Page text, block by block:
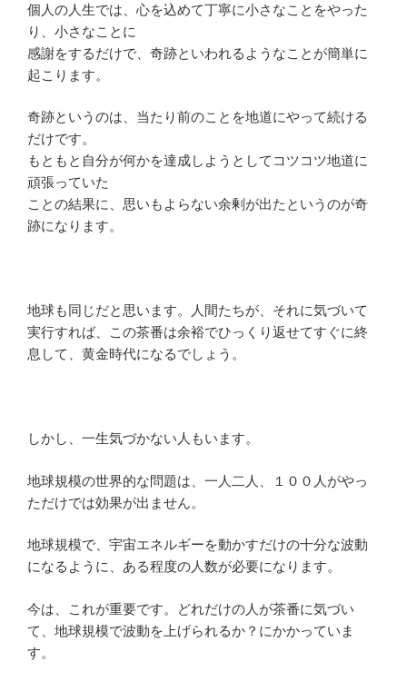
個人の人生では、心を込めて丁寧に小さなことをやった
り、小さなことに
感謝をするだけで、奇跡といわれるようなことが簡単に
起こります。
奇跡というのは、当たり前のことを地道にやって続ける
だけです。
もともと自分が何かを達成しようとしてコツコツ地道に
頑張っていた
ことの結果に、思いもよらない余剰が出たというのが奇
跡になります。
地球も同じだと思います。人間たちが、それに気づいて
実行すれば、この茶番は余裕でひっくり返せてすぐに終
息して、黄金時代になるでしょう。
しかし、一生気づかない人もいます。
地球規模の世界的な問題は、一人二人、１００人がやっ
ただけでは効果が出ません。
地球規模で、宇宙エネルギーを動かすだけの十分な波動
になるように、 ある程度の人数が必要になります。
今は、これが重要です。どれだけの人が茶番に気づい
て、地球規模で波動を上げられるか？にかかっていま
す。